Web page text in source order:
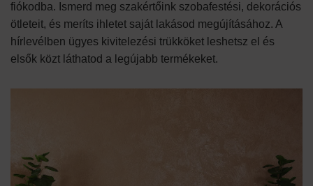
fiókodba. Ismerd meg szakértőink szobafestési, dekorációs
ötleteit, és meríts ihletet saját lakásod megújításához. A
hírlevélben ügyes kivitelezési trükköket leshetsz el és
elsők közt láthatod a legújabb termékeket.